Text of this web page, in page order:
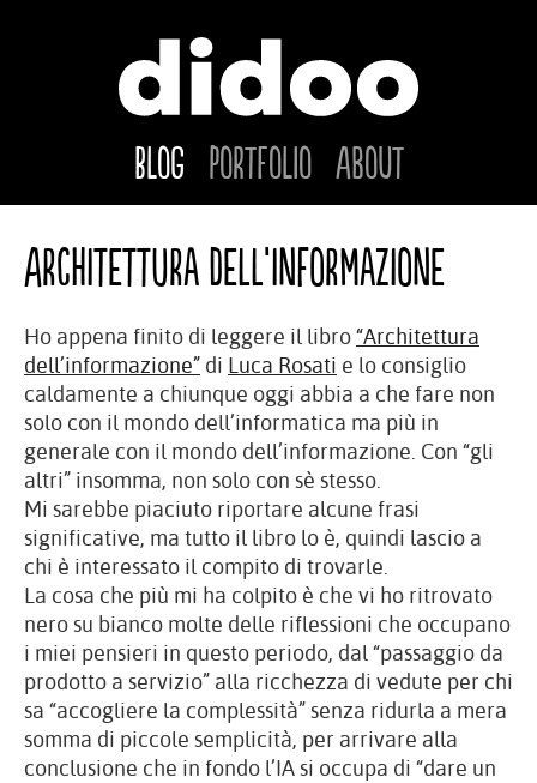
Blog Portfolio About
Architettura dell’informazione
Ho appena finito di leggere il libro“Architettura
dell’informazione” di Luca Rosati e lo consiglio
caldamente a chiunque oggi abbia a che fare non
solo con il mondo dell’informatica ma più in
generale con il mondo dell’informazione. Con “gli
altri” insomma, non solo con sè stesso.
Mi sarebbe piaciuto riportare alcune frasi
significative, ma tutto il libro lo è, quindi lascio a
chi è interessato il compito di trovarle.
La cosa che più mi ha colpito è che vi ho ritrovato
nero su bianco molte delle riflessioni che occupano
i miei pensieri in questo periodo, dal “passaggio da
prodotto a servizio” alla ricchezza di vedute per chi
sa “accogliere la complessità” senza ridurla a mera
somma di piccole semplicità, per arrivare alla
conclusione che in fondo l’IA si occupa di “dare un